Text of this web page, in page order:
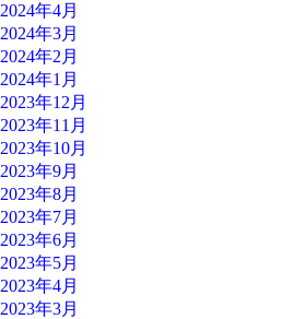
2024年4月
2024年3月
2024年2月
2024年1月
2023年12月
2023年11月
2023年10月
2023年9月
2023年8月
2023年7月
2023年6月
2023年5月
2023年4月
2023年3月